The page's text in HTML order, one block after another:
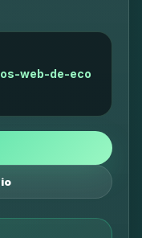
web-de-eco